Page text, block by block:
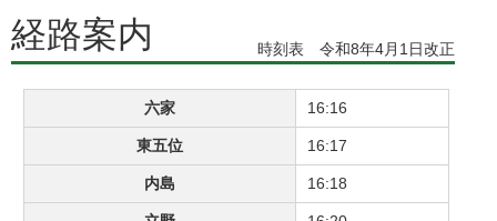
経路案内 時刻表 令和8年4月1日改正
六家 16:16
東五位 16:17
内島 16:18